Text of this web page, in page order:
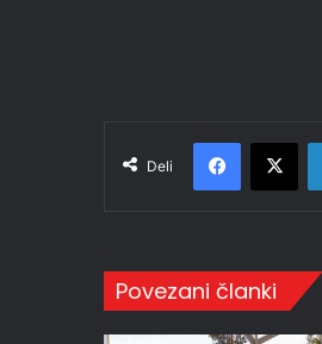
Deli
Facebook
X
Povezani članki